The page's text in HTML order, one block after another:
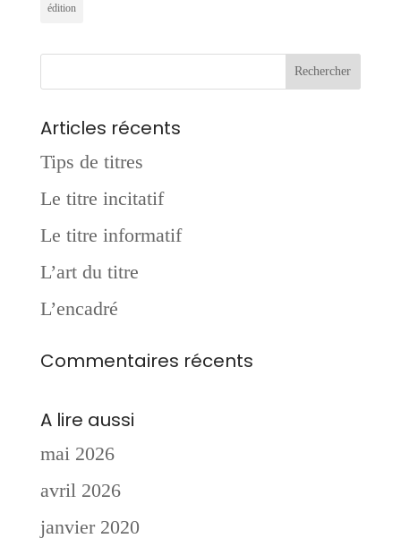
édition
Articles récents
Tips de titres
Le titre incitatif
Le titre informatif
L’art du titre
L’encadré
Commentaires récents
A lire aussi
mai 2026
avril 2026
janvier 2020